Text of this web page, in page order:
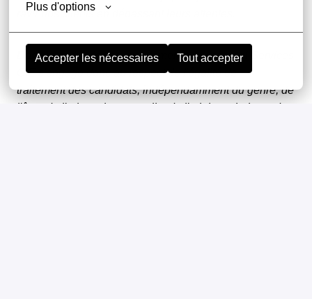
Plus d'options
Accepter les nécessaires Tout accepter
ravir nos clients en dépassant leurs attentes.
Dans le cadre de ses recrutements, Eurotunnel Services
GIE s'engage donc au respect de l'égalité de
traitement des candidats, indépendamment du genre, de
l'âge, de l'orientation sexuelle, de l'origine ethnique, de